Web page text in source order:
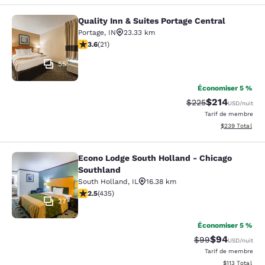
Quality Inn & Suites Portage Central
55
Quality Inn & Suites Portage Central
Portage, IN
23.33 km
3.62 étoiles. Bien. 21 commentaires
3.6(21)
Économiser 5 %
Tarif barré :
$225Tarif réduit :
$214USD/nuit
Tarif de membre
Afficher les
$239 Total
Econo Lodge South Holland -
27
Econo Lodge South Holland - Chicago
Southland
South Holland, IL
16.38 km
2.47 étoiles. Moyen. 435 commentaires
2.5(435)
Économiser 5 %
Tarif barré :
$99Tarif réduit :
$94USD/nuit
Tarif de membre
Afficher les
$113 Total